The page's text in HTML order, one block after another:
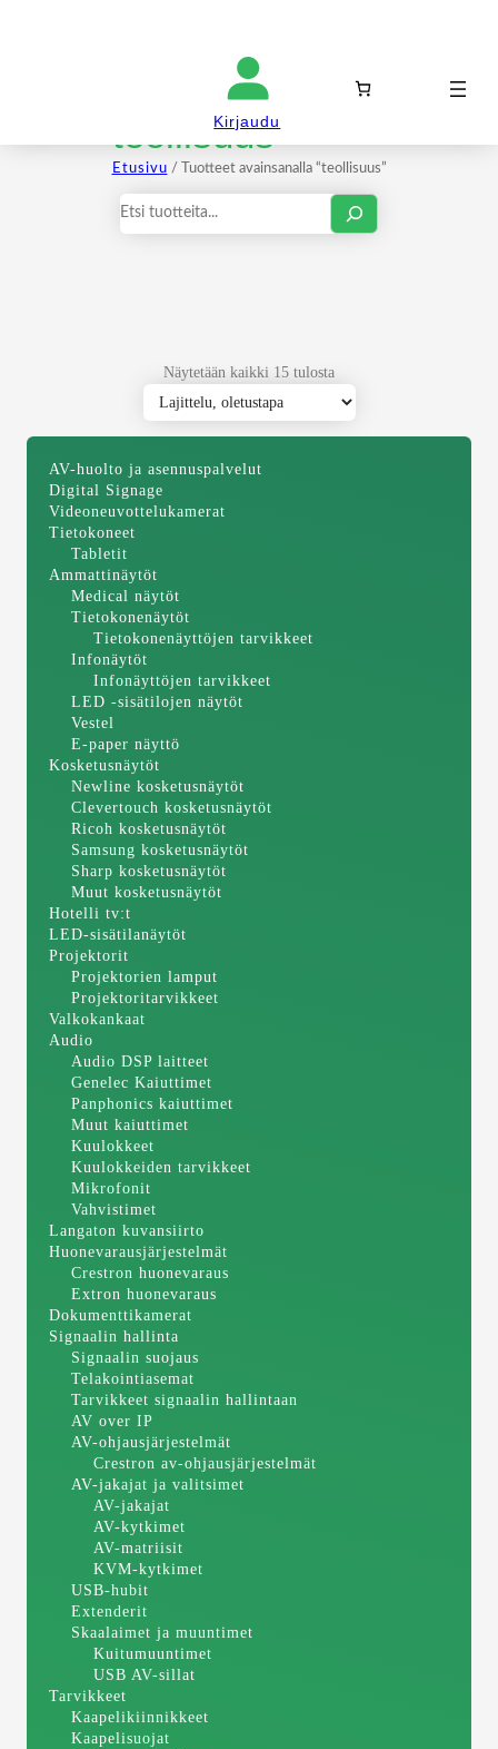
Kirjaudu
teollisuus
Etusivu / Tuotteet avainsanalla “teollisuus”
Haku
Näytetään kaikki 15 tulosta
AV-huolto ja asennuspalvelut
Digital Signage
Videoneuvottelukamerat
Tietokoneet
Tabletit
Ammattinäytöt
Medical näytöt
Tietokonenäytöt
Tietokonenäyttöjen tarvikkeet
Infonäytöt
Infonäyttöjen tarvikkeet
LED -sisätilojen näytöt
Vestel
E-paper näyttö
Kosketusnäytöt
Newline kosketusnäytöt
Clevertouch kosketusnäytöt
Ricoh kosketusnäytöt
Samsung kosketusnäytöt
Sharp kosketusnäytöt
Muut kosketusnäytöt
Hotelli tv:t
LED-sisätilanäytöt
Projektorit
Projektorien lamput
Projektoritarvikkeet
Valkokankaat
Audio
Audio DSP laitteet
Genelec Kaiuttimet
Panphonics kaiuttimet
Muut kaiuttimet
Kuulokkeet
Kuulokkeiden tarvikkeet
Mikrofonit
Vahvistimet
Langaton kuvansiirto
Huonevarausjärjestelmät
Crestron huonevaraus
Extron huonevaraus
Dokumenttikamerat
Signaalin hallinta
Signaalin suojaus
Telakointiasemat
Tarvikkeet signaalin hallintaan
AV over IP
AV-ohjausjärjestelmät
Crestron av-ohjausjärjestelmät
AV-jakajat ja valitsimet
AV-jakajat
AV-kytkimet
AV-matriisit
KVM-kytkimet
USB-hubit
Extenderit
Skaalaimet ja muuntimet
Kuitumuuntimet
USB AV-sillat
Tarvikkeet
Kaapelikiinnikkeet
Kaapelisuojat